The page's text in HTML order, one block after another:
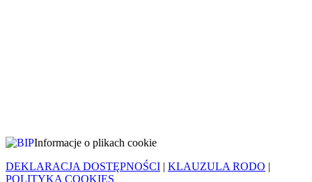
DEKLARACJA DOSTĘPNOŚCI | KLAUZULA RODO |
POLITYKA COOKIES
Informacje o plikach cookie